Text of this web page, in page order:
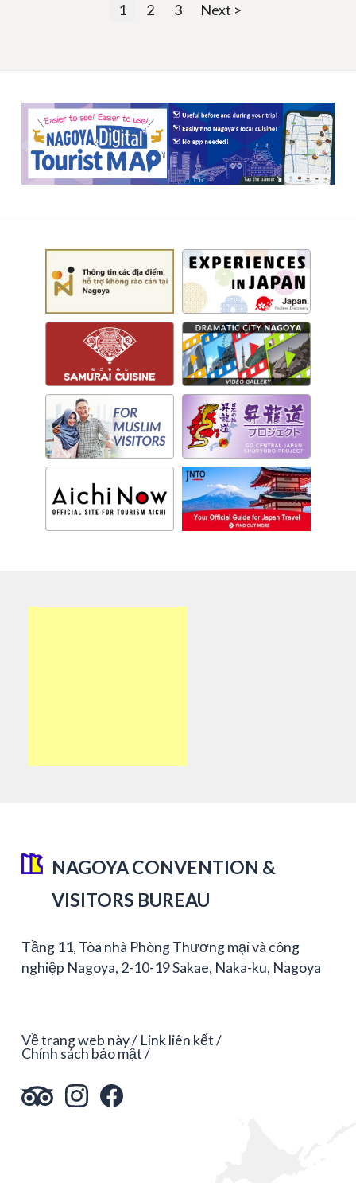
1 2 3 Next >
NAGOYA CONVENTION &
VISITORS BUREAU
Tầng 11, Tòa nhà Phòng Thương mại và công
nghiệp Nagoya, 2-10-19 Sakae, Naka-ku, Nagoya
Về trang web này Link liên kết
Chính sách bảo mật